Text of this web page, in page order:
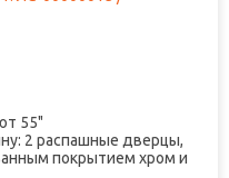
55"
2 распашные дверцы,
покрытием хром и